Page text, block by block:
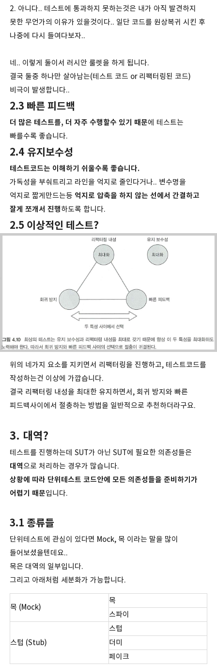
2. 아니다.. 테스트에 통과하지 못하는것은 내가 아직 발견하지
못한 무언가의 이유가 있을것이다.. 일단 코드를 원상복귀 시킨 후
나중에 다시 들여다보자..
네.. 이렇게 둘이서 러시안 룰렛을 하게 됩니다.
결국 둘중 하나만 살아남는(테스트 코드 or 리팩터링된 코드)
비극이 발생합니다..
2.3 빠른 피드백
더 많은 테스트를, 더 자주 수행할수 있기 때문에 테스트는
빠를수록 좋습니다.
2.4 유지보수성
테스트코드는 이해하기 쉬울수록 좋습니다.
가독성을 부숴트리고 라인을 억지로 줄인다거나.. 변수명을
억지로 짧게만드는등 억지로 압축을 하지 않는 선에서 간결하고
잘게 쪼개서 진행하도록 합니다.
2.5 이상적인 테스트?
위의 네가지 요소를 지키면서 리팩터링을 진행하고, 테스트코드를
작성하는건 이상에 가깝습니다.
결국 리팩터링 내성을 최대한 유지하면서, 회귀 방지와 빠른
피드백사이에서 절충하는 방법을 일반적으로 추천하더라구요.
3. 대역?
테스트를 진행하는데 SUT가 아닌 SUT에 필요한 의존성들은
대역으로 처리하는 경우가 많습니다.
상황에 따라 단위테스트 코드안에 모든 의존성들을 준비하기가
어렵기 때문입니다.
3.1 종류들
단위테스트에 관심이 있다면 Mock, 목 이라는 말을 많이
들어보셨을텐데요..
목은 대역의 일부입니다.
그리고 아래처럼 세분화가 가능합니다.
목 (Mock)
목
스파이
스텁 (Stub)
스텁
더미
페이크